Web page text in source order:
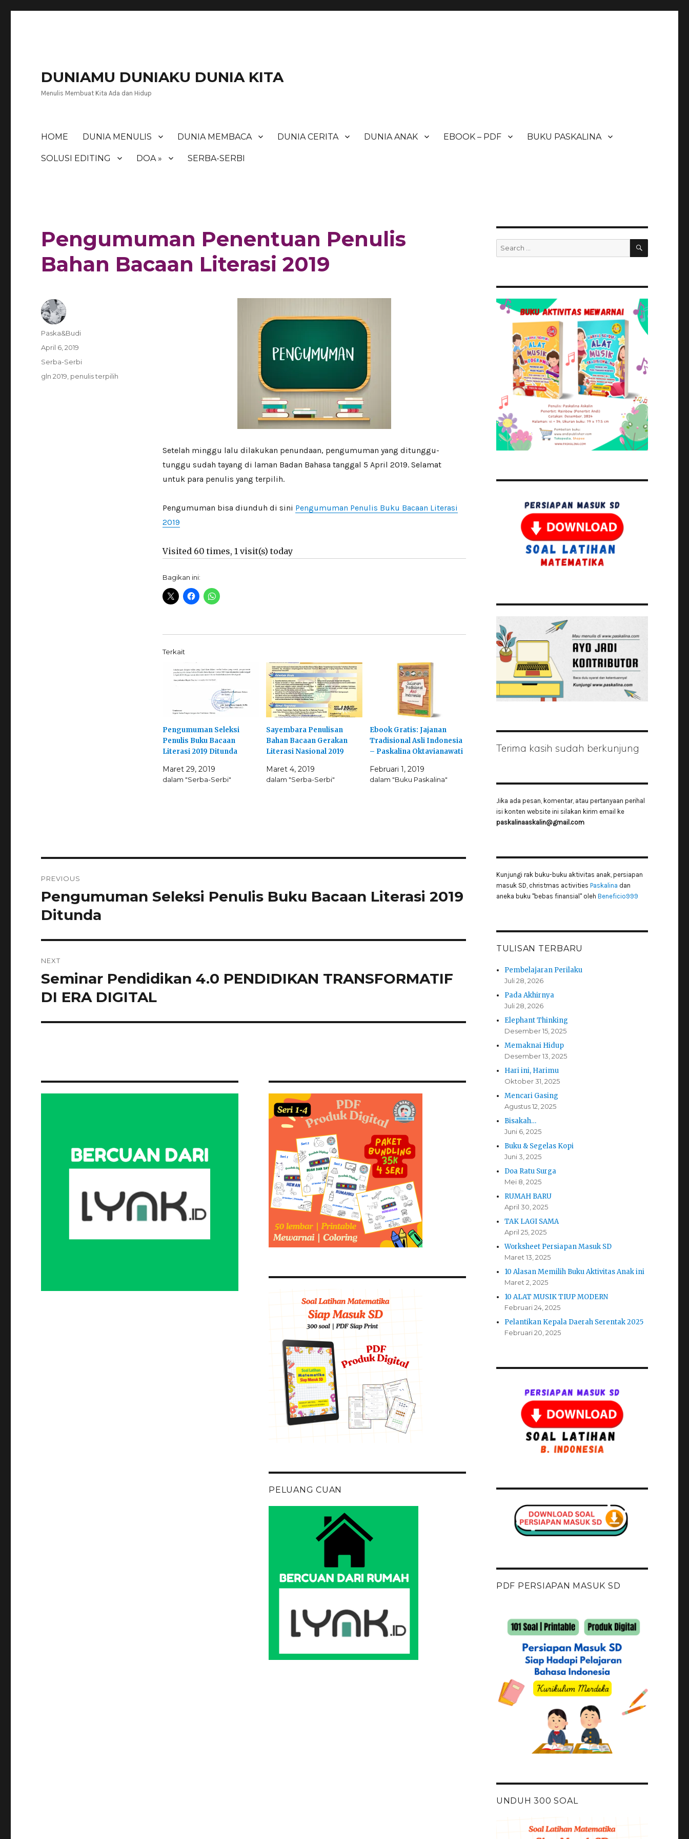
DUNIAMU DUNIAKU DUNIA KITA
Menulis Membuat Kita Ada dan Hidup
HOME DUNIA MENULIS DUNIA MEMBACA DUNIA CERITA DUNIA ANAK EBOOK – PDF BUKU PASKALINA
SOLUSI EDITING DOA » SERBA-SERBI
Pengumuman Penentuan Penulis
Bahan Bacaan Literasi 2019
Setelah minggu lalu dilakukan penundaan, pengumuman yang ditunggu-
tunggu sudah tayang di laman Badan Bahasa tanggal 5 April 2019. Selamat
untuk para penulis yang terpilih.
Pengumuman bisa diunduh di sini Pengumuman Penulis Buku Bacaan Literasi
2019
Visited 60 times, 1 visit(s) today
Bagikan ini:
Terkait
Pengumuman Seleksi
Penulis Buku Bacaan
Literasi 2019 Ditunda
Maret 29, 2019
dalam "Serba-Serbi"
Sayembara Penulisan
Bahan Bacaan Gerakan
Literasi Nasional 2019
Maret 4, 2019
dalam "Serba-Serbi"
Ebook Gratis: Jajanan
Tradisional Asli Indonesia
– Paskalina Oktavianawati
Februari 1, 2019
dalam "Buku Paskalina"
Author
Paska&Budi
Posted
April 6, 2019
Categories
Serba-Serbi
Tags
gln 2019 penulis terpilih
pos
PREVIOUS
Previous
post:
Pengumuman Seleksi Penulis Buku Bacaan Literasi 2019
Ditunda
NEXT
Next
post:
Seminar Pendidikan 4.0 PENDIDIKAN TRANSFORMATIF
DI ERA DIGITAL
PELUANG CUAN
Search
for:
SEARCH
Terima kasih sudah berkunjung
Jika ada pesan, komentar, atau pertanyaan perihal
isi konten website ini silakan kirim email ke
paskalinaaskalin@gmail.com
Kunjungi rak buku-buku aktivitas anak, persiapan
masuk SD, christmas activities Paskalina dan
aneka buku "bebas finansial" oleh Beneficio999
TULISAN TERBARU
Pembelajaran Perilaku
Juli 28, 2026
Pada Akhirnya
Juli 28, 2026
Elephant Thinking
Desember 15, 2025
Memaknai Hidup
Desember 13, 2025
Hari ini, Harimu
Oktober 31, 2025
Mencari Gasing
Agustus 12, 2025
Bisakah…
Juni 6, 2025
Buku & Segelas Kopi
Juni 3, 2025
Doa Ratu Surga
Mei 8, 2025
RUMAH BARU
April 30, 2025
TAK LAGI SAMA
April 25, 2025
Worksheet Persiapan Masuk SD
Maret 13, 2025
10 Alasan Memilih Buku Aktivitas Anak ini
Maret 2, 2025
10 ALAT MUSIK TIUP MODERN
Februari 24, 2025
Pelantikan Kepala Daerah Serentak 2025
Februari 20, 2025
PDF PERSIAPAN MASUK SD
UNDUH 300 SOAL